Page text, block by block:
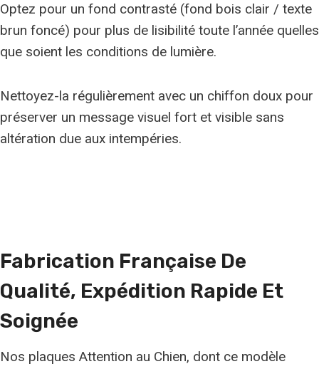
Optez pour un fond contrasté (fond bois clair / texte
brun foncé) pour plus de lisibilité toute l’année quelles
que soient les conditions de lumière.
Nettoyez-la régulièrement avec un chiffon doux pour
préserver un message visuel fort et visible sans
altération due aux intempéries.
Fabrication Française De
Qualité, Expédition Rapide Et
Soignée
Nos plaques Attention au Chien, dont ce modèle